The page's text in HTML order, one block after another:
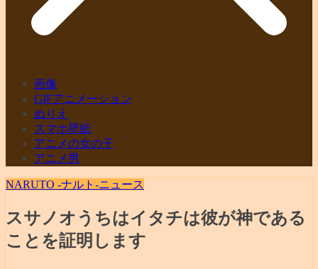
画像
GIFアニメーション
ぬりえ
スマホ壁紙
アニメの女の子
アニメ男
NARUTO -ナルト-ニュース
スサノオうちはイタチは彼が神である
ことを証明します